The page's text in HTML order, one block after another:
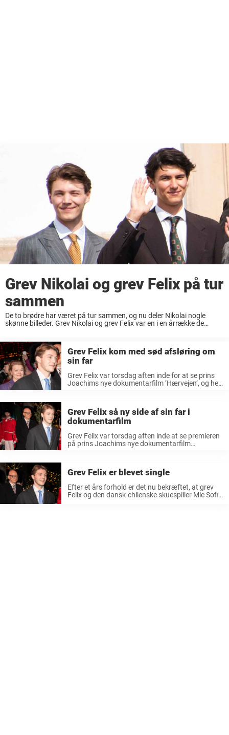
Grev Nikolai og grev Felix på tur
sammen
De to brødre har været på tur sammen, og nu deler Nikolai nogle
skønne billeder. Grev Nikolai og grev Felix var en i en årrække de
Grev Felix kom med sød afsløring om
sin far
Grev Felix var torsdag aften inde for at se prins
Joachims nye dokumentarfilm ‘Hærvejen’, og her
Grev Felix så ny side af sin far i
dokumentarfilm
Grev Felix var torsdag aften inde at se premieren
på prins Joachims nye dokumentarfilm
...
Grev Felix er blevet single
Efter et års forhold er det nu bekræftet, at grev
Felix og den dansk-chilenske skuespiller Mie Sofia